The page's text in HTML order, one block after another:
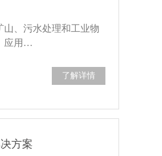
山、污水处理和工业物
应用…
了解详情
方案